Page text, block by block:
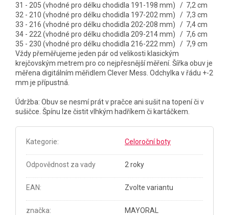
31 - 205 (vhodné pro délku chodidla 191-198 mm) / 7,2 cm
32 - 210 (vhodné pro délku chodidla 197-202 mm) / 7,3 cm
33 - 216 (vhodné pro délku chodidla 202-208 mm) / 7,4 cm
34 - 222 (vhodné pro délku chodidla 209-214 mm) / 7,6 cm
35 - 230 (vhodné pro délku chodidla 216-222 mm) / 7,9 cm
Vždy přeměřujeme jeden pár od velikosti klasickým
krejčovským metrem pro co nejpřesnější měření. Šířka obuv je
měřena digitálním měřidlem Clever Mess. Odchylka v řádu +-2
mm je přípustná.
Údržba: Obuv se nesmí prát v pračce ani sušit na topení či v
sušičce. Špínu lze čistit vlhkým hadříkem či kartáčkem.
Kategorie: Celoroční boty
Odpovědnost za vady 2 roky
EAN: Zvolte variantu
značka: MAYORAL